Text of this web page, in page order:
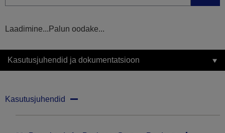
Laadimine...Palun oodake...
Kasutusjuhendid ja dokumentatsioon
Kasutusjuhendid